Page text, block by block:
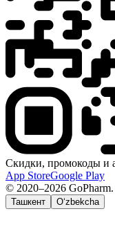
Скидки, промокоды и
App StoreGoogle Play
© 2020–2026
Ташкент O‘zbekcha